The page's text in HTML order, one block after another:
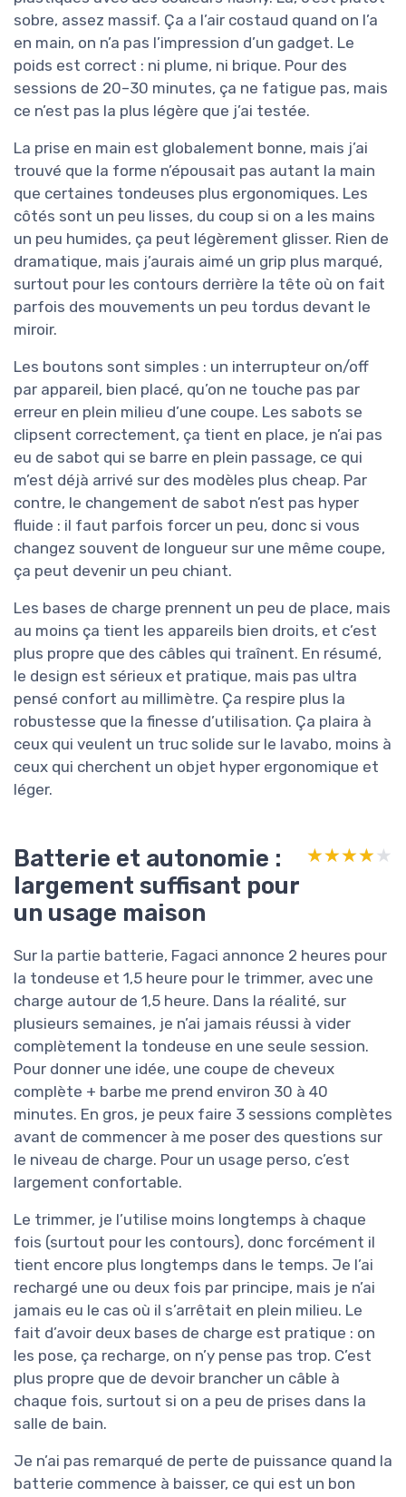
sobre, assez massif. Ça a l’air costaud quand on l’a
en main, on n’a pas l’impression d’un gadget. Le
poids est correct : ni plume, ni brique. Pour des
sessions de 20–30 minutes, ça ne fatigue pas, mais
ce n’est pas la plus légère que j’ai testée.
La prise en main est globalement bonne, mais j’ai
trouvé que la forme n’épousait pas autant la main
que certaines tondeuses plus ergonomiques. Les
côtés sont un peu lisses, du coup si on a les mains
un peu humides, ça peut légèrement glisser. Rien de
dramatique, mais j’aurais aimé un grip plus marqué,
surtout pour les contours derrière la tête où on fait
parfois des mouvements un peu tordus devant le
miroir.
Les boutons sont simples : un interrupteur on/off
par appareil, bien placé, qu’on ne touche pas par
erreur en plein milieu d’une coupe. Les sabots se
clipsent correctement, ça tient en place, je n’ai pas
eu de sabot qui se barre en plein passage, ce qui
m’est déjà arrivé sur des modèles plus cheap. Par
contre, le changement de sabot n’est pas hyper
fluide : il faut parfois forcer un peu, donc si vous
changez souvent de longueur sur une même coupe,
ça peut devenir un peu chiant.
Les bases de charge prennent un peu de place, mais
au moins ça tient les appareils bien droits, et c’est
plus propre que des câbles qui traînent. En résumé,
le design est sérieux et pratique, mais pas ultra
pensé confort au millimètre. Ça respire plus la
robustesse que la finesse d’utilisation. Ça plaira à
ceux qui veulent un truc solide sur le lavabo, moins à
ceux qui cherchent un objet hyper ergonomique et
léger.
Batterie et autonomie :
largement suffisant pour
un usage maison
★★★★★
★★★★★
Sur la partie batterie, Fagaci annonce 2 heures pour
la tondeuse et 1,5 heure pour le trimmer, avec une
charge autour de 1,5 heure. Dans la réalité, sur
plusieurs semaines, je n’ai jamais réussi à vider
complètement la tondeuse en une seule session.
Pour donner une idée, une coupe de cheveux
complète + barbe me prend environ 30 à 40
minutes. En gros, je peux faire 3 sessions complètes
avant de commencer à me poser des questions sur
le niveau de charge. Pour un usage perso, c’est
largement confortable.
Le trimmer, je l’utilise moins longtemps à chaque
fois (surtout pour les contours), donc forcément il
tient encore plus longtemps dans le temps. Je l’ai
rechargé une ou deux fois par principe, mais je n’ai
jamais eu le cas où il s’arrêtait en plein milieu. Le
fait d’avoir deux bases de charge est pratique : on
les pose, ça recharge, on n’y pense pas trop. C’est
plus propre que de devoir brancher un câble à
chaque fois, surtout si on a peu de prises dans la
salle de bain.
Je n’ai pas remarqué de perte de puissance quand la
batterie commence à baisser, ce qui est un bon